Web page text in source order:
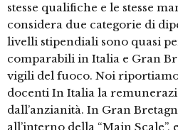
stesse qualifiche e le stesse
considera due categorie di
livelli stipendiali sono quasi
comparabili in Italia e Gran
vigili del fuoco. Noi
docenti In Italia la
dall’anzianità. In Gran
all’interno della “Main Scale”,